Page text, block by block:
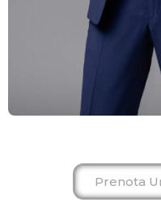
Prenota